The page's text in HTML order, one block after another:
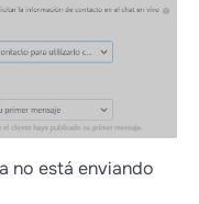
no está enviando